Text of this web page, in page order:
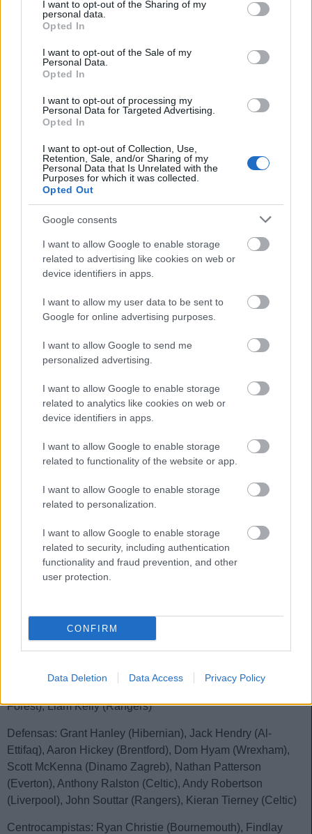
not limited to your visit or usage behaviour. You may click to
grant or deny consent to Google and its third-party tags to
use your data for below specified purposes in below Google
consent section.
I want to opt-out of the Sharing of my
personal data.
Opted In
I want to opt-out of the Sale of my
Personal Data.
Opted In
I want to opt-out of processing my
Personal Data for Targeted Advertising.
Opted In
I want to opt-out of Collection, Use,
Retention, Sale, and/or Sharing of my
Personal Data that Is Unrelated with the
Purposes for which it was collected.
Opted Out
Google consents
I want to allow Google to enable storage
related to advertising like cookies on web or
device identifiers in apps.
I want to allow my user data to be sent to
Google for online advertising purposes.
I want to allow Google to send me
personalized advertising.
I want to allow Google to enable storage
related to analytics like cookies on web or
device identifiers in apps.
I want to allow Google to enable storage
related to functionality of the website or app.
I want to allow Google to enable storage
related to personalization.
I want to allow Google to enable storage
related to security, including authentication
functionality and fraud prevention, and other
user protection.
CONFIRM
Data Deletion Data Access Privacy Policy
del Hearts (43 años). Es realmente curioso, pero ninguno de
los tres porteros de la convocatoria juega habitualmente con
sus equipos. De hecho, entre todos ellos, han jugado seis
partidos ligueros en todo el curso 25/26.
La defensa tiene a Hickey y Robertson cómo inquilinos en
los laterales y a Souttar y McKenna cómo posible pareja de
centrales. Los problemas físicos del central del Rangers
pueden dar una oportunidad cómo titular a Hendry o Hanley.
En el centro del campo, Ferguson y Christie formarán el
doble pivote con Scott McTominay jugando más adelantado.
Billy Gilmour sólo jugó un partido cómo titular en toda la
fase de clasificación, así que es complicado que entre en el
once, aunque tiene alguna opción en el lugar de Christie o
incluso Ferguson.
quien ha vuelto a realizar un gran año con el Aston Villa. La
derecha debería ser para el jovencísimo Ben Gannon-Doak,
que apenas juega con el Bournemouth, en la Premier.
con Lyndon Dykes y Shankland cómo principales
alternativas. Pese a su gran temporada con el Hull City en
quedado fuera de la citación. Lleva sin ir convocado por el
equipo nacional desde 2021.
Suiza en el Mundial 2026: ¿Cuál será su once titular?
B del Mundial 2026. ¿Cuál será el
once titular del conjunto helvético?
A continuación analizamos su
Convocatoria oficial
Forest), Liam Kelly (Rangers)
Defensas: Grant Hanley (Hibernian), Jack Hendry (Al-
Ettifaq), Aaron Hickey (Brentford), Dom Hyam (Wrexham),
Scott McKenna (Dinamo Zagreb), Nathan Patterson
(Everton), Anthony Ralston (Celtic), Andy Robertson
(Liverpool), John Souttar (Rangers), Kieran Tierney (Celtic)
Centrocampistas: Ryan Christie (Bournemouth), Findlay